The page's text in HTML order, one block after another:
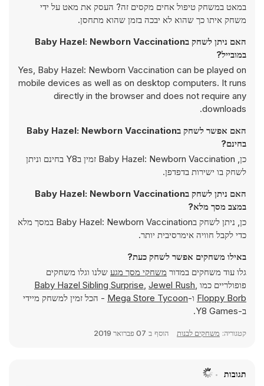
במאט במשחק טיפול אחים מקסים זה? העסק את מאט על ידי
משחק איתו כך שהוא לא יבכה בזמן שהוא מתחסן.
האם ניתן לשחק בBaby Hazel: Newborn Vaccination
במובייל?
Yes, Baby Hazel: Newborn Vaccination can be played on
mobile devices as well as on desktop computers. It runs
directly in the browser and does not require any
downloads.
האם אפשר לשחק בBaby Hazel: Newborn Vaccination
בחינם?
כן, Baby Hazel: Newborn Vaccination זמין בY8 בחינם וניתן
לשחק בו ישירות בדפדפן.
האם ניתן לשחק בBaby Hazel: Newborn Vaccination
במצב מסך מלא?
כן, ניתן לשחק בBaby Hazel: Newborn Vaccination במסך מלא
כדי לקבל חוויה אימרסיבית יותר.
באילו משחקים אפשר לשחק כעת?
גלו עוד משחקים במדור משחקי מסך מגע שלנו וגלו משחקים
פופולריים כמו
Baby Hazel Sibling Surprise, Jewel Rush,
Floppy Borb ו-Mega Store Tycoon - הכל זמין למשחק מיידי
ב-Y8 Games.
קטגוריה: משחקים לבנות הוסף ב 07 פברואר 2019
תגובות